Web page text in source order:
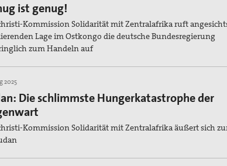
ist genug!
Kommission Solidarität mit Zentralafrika ruft
Lage im Ostkongo die deutsche Bundesregierung
zum Handeln auf
2025
Die schlimmste Hungerkatastrophe der
Kommission Solidarität mit Zentralafrika äußert sich